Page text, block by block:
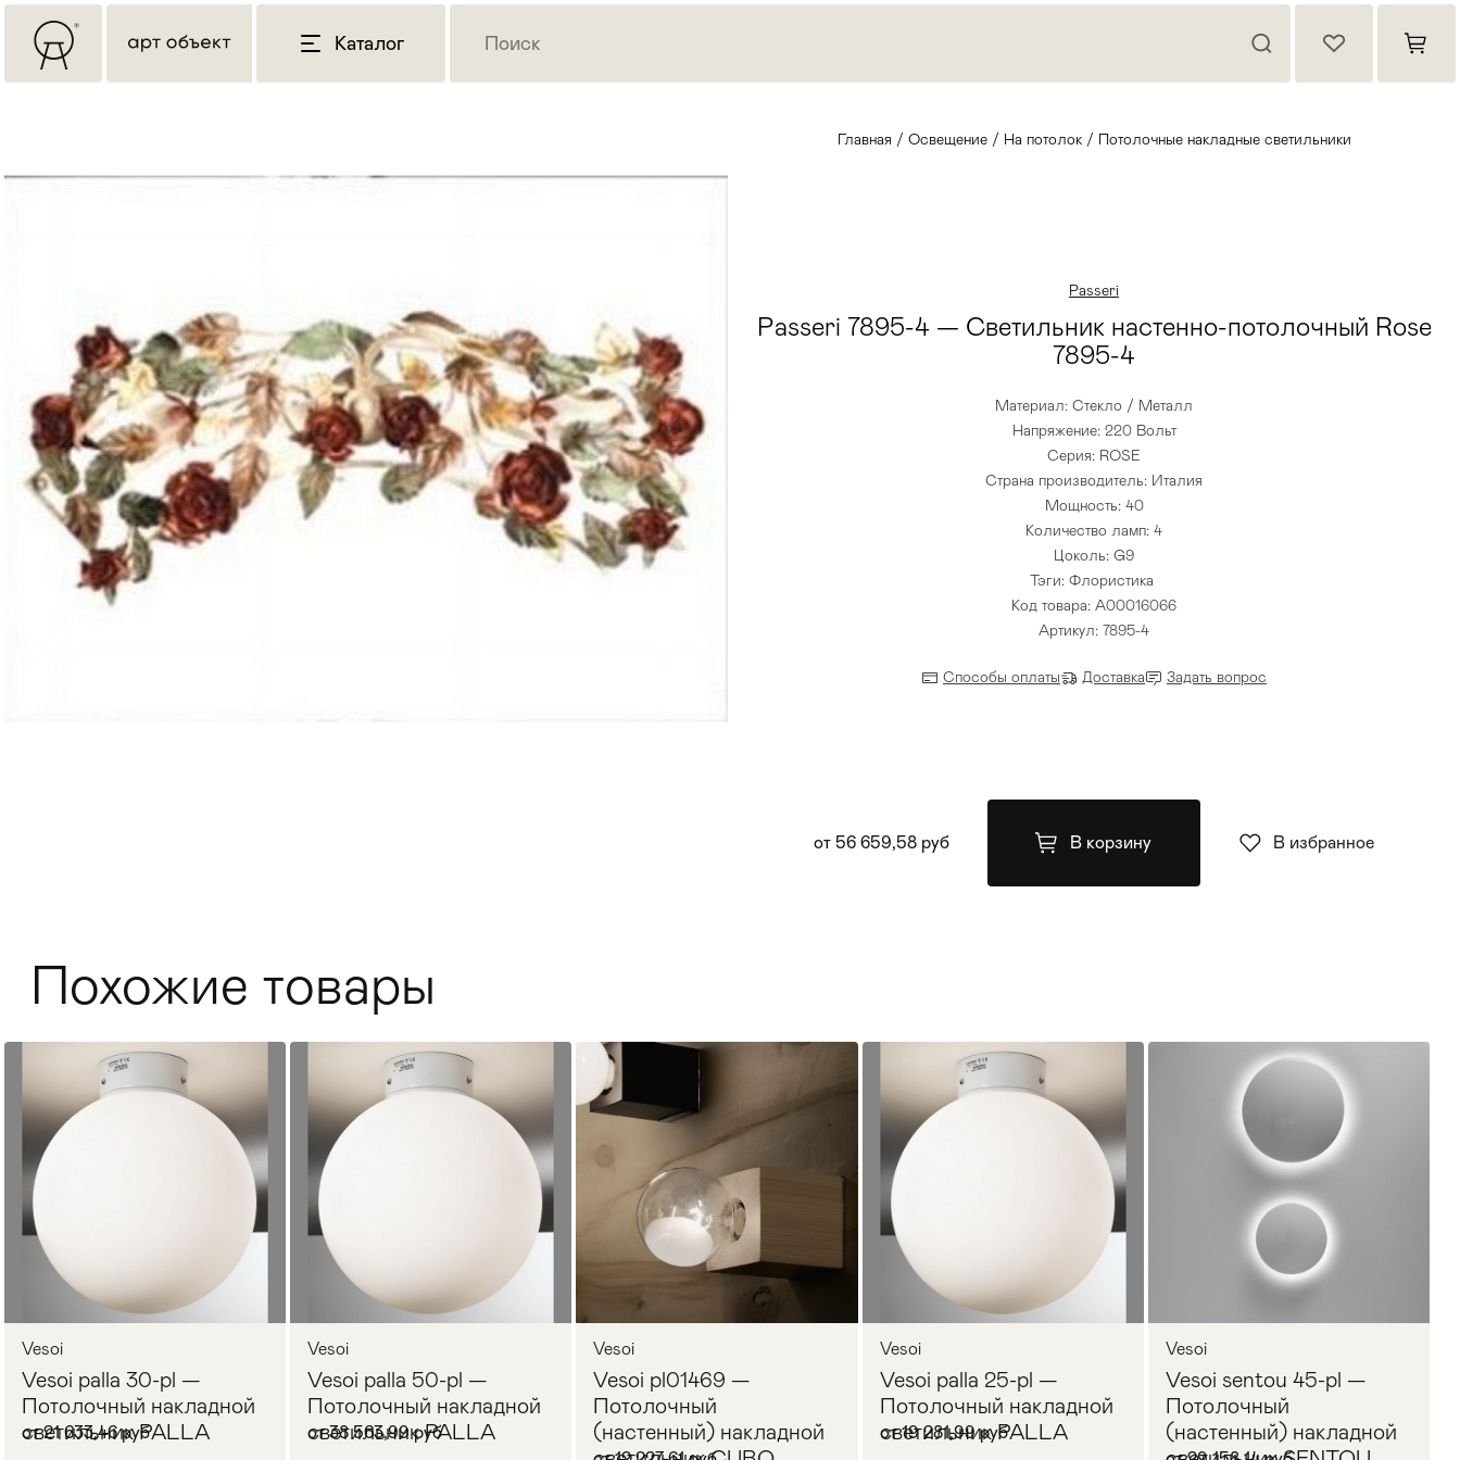
Каталог
Прихожая >
Главная / Освещение/ На потолок/ Потолочные накладные светильники
Passeri
Passeri 7895-4 — Светильник настенно-потолочный Rose
7895-4
Материал: Стекло / Металл
Напряжение: 220 Вольт
Серия: ROSE
Страна производитель: Италия
Мощность: 40
Количество ламп: 4
Цоколь: G9
Тэги: Флористика
Код товара: A00016066
Артикул: 7895-4
Способы оплаты Доставка Задать вопрос
от 56 659,58 руб В корзину В избранное
Похожие товары
Vesoi
Vesoi palla 30-pl —
Потолочный накладной
светильник PALLA
от 21 633,46 руб
Vesoi
Vesoi palla 50-pl —
Потолочный накладной
светильник PALLA
от 38 563,99 руб
Vesoi
Vesoi pl01469 —
Потолочный
(настенный) накладной
Vesoi
Vesoi palla 25-pl —
Потолочный накладной
светильник PALLA
от 19 281,99 руб
Vesoi
Vesoi sentou 45-pl —
Потолочный
(настенный) накладной